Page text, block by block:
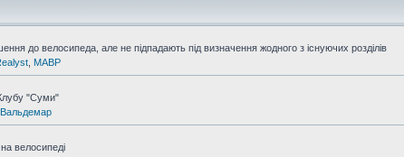
до велосипеда, але не підпадають під визначення жодного з існуючих розділів
MABP
"Суми"
Вальдемар
велосипеді